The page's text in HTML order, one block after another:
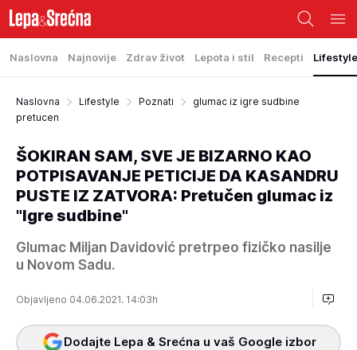
Naslovna Najnovije Zdrav život Lepota i stil Recepti Lifestyle
Naslovna Lifestyle Poznati
glumac iz igre sudbine
pretucen
ŠOKIRAN SAM, SVE JE BIZARNO KAO
POTPISAVANJE PETICIJE DA KASANDRU
PUSTE IZ ZATVORA: Pretučen glumac iz
"Igre sudbine"
Glumac Miljan Davidović pretrpeo fizičko nasilje
u Novom Sadu.
Objavljeno 04.06.2021. 14:03h
Dodajte Lepa & Srećna u vaš Google izbor